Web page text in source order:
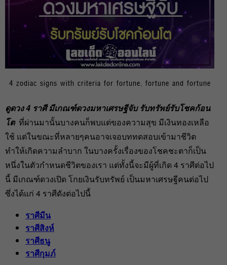
4 zodiac signs with criteria for fortune, fortune and fortune
ดูดวง 4 ราศี มีเกณฑ์ดวงมหาเศรษฐีจับ รับทรัพย์รับโชคก้อน
โตที่ผ่านมานั้นบางคนก็พบแต่ของความสุข มีเงินทองเหลือ
ใช้ แต่ในขณะที่หลายๆคนอาจเจอบททดสอบเข้ามาชีวิต
ทำให้เกิดความลำบาก ในบางครั้งเรื่องของโชคชะตาก็เป็น
หนึ่งในตัวกำหนดชีวิตของเรา แต่ทั้งนี้จะมีผู้ที่เกิด 4 ราศีต่อไป
นี้ มีเกณฑ์ดวงเปิด โกยเงินรับทรัพย์ เป็นมหาเศรษฐีคนต่อไป
ซึ่งได้แก่ 4 ราศีดังต่อไปนี้
ราศีมีน
ราศีสิงห์
ราศีธนู
ราศีกุมภ์